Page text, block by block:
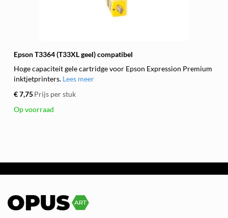
Epson T3364 (T33XL geel) compatibel
Hoge capaciteit gele cartridge voor Epson Expression Premium
inktjetprinters. Lees meer
€ 7,75Prijs per stuk
Op voorraad